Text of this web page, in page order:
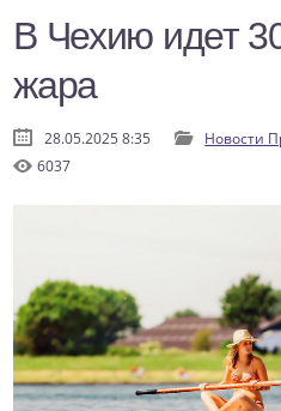
В Чехию идет
жара
28.05.2025 8:35 Новости
6037